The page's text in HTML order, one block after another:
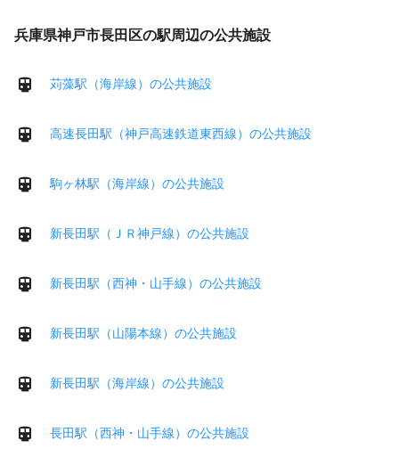
兵庫県神戸市長田区の駅周辺の公共施設
苅藻駅（海岸線）の公共施設
高速長田駅（神戸高速鉄道東西線）の公共施設
駒ヶ林駅（海岸線）の公共施設
新長田駅（ＪＲ神戸線）の公共施設
新長田駅（西神・山手線）の公共施設
新長田駅（山陽本線）の公共施設
新長田駅（海岸線）の公共施設
長田駅（西神・山手線）の公共施設